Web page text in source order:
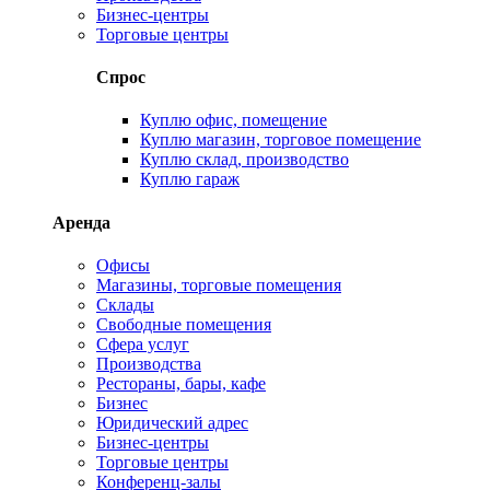
Бизнес-центры
Торговые центры
Спрос
Куплю офис, помещение
Куплю магазин, торговое помещение
Куплю склад, производство
Куплю гараж
Аренда
Офисы
Магазины, торговые помещения
Склады
Свободные помещения
Сфера услуг
Производства
Рестораны, бары, кафе
Бизнес
Юридический адрес
Бизнес-центры
Торговые центры
Конференц-залы